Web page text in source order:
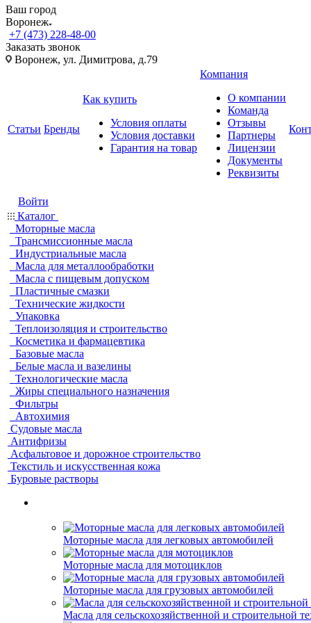
Ваш город
Воронеж
+7 (473) 228-48-00
Заказать звонок
Воронеж, ул. Димитрова, д.79
Статьи Бренды
Как купить
Условия оплаты
Условия доставки
Гарантия на товар
Компания
О компании
Команда
Отзывы
Партнеры
Лицензии
Документы
Реквизиты
Войти
Каталог
Моторные масла
Трансмиссионные масла
Индустриальные масла
Масла для металлообработки
Масла с пищевым допуском
Пластичные смазки
Технические жидкости
Упаковка
Теплоизоляция и строительство
Косметика и фармацевтика
Базовые масла
Белые масла и вазелины
Технологические масла
Жиры специального назначения
Фильтры
Автохимия
Судовые масла
Антифризы
Асфальтовое и дорожное строительство
Текстиль и искусственная кожа
Буровые растворы
Моторные масла для легковых автомобилей
Моторные масла для мотоциклов
Моторные масла для грузовых автомобилей
Масла для сельскохозяйственной и строительной